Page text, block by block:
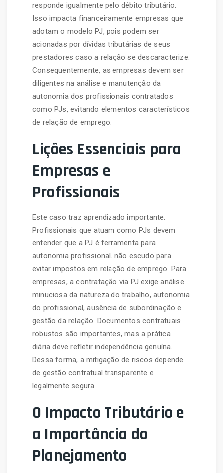
responde igualmente pelo débito tributário.
Isso impacta financeiramente empresas que
adotam o modelo PJ, pois podem ser
acionadas por dívidas tributárias de seus
prestadores caso a relação se descaracterize.
Consequentemente, as empresas devem ser
diligentes na análise e manutenção da
autonomia dos profissionais contratados
como PJs, evitando elementos característicos
de relação de emprego.
Lições Essenciais para
Empresas e
Profissionais
Este caso traz aprendizado importante.
Profissionais que atuam como PJs devem
entender que a PJ é ferramenta para
autonomia profissional, não escudo para
evitar impostos em relação de emprego. Para
empresas, a contratação via PJ exige análise
minuciosa da natureza do trabalho, autonomia
do profissional, ausência de subordinação e
gestão da relação. Documentos contratuais
robustos são importantes, mas a prática
diária deve refletir independência genuína.
Dessa forma, a mitigação de riscos depende
de gestão contratual transparente e
legalmente segura.
O Impacto Tributário e
a Importância do
Planejamento